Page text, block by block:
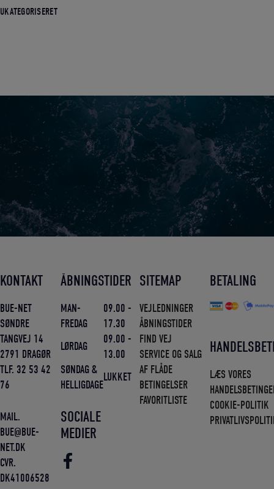
UKATEGORISERET
KONTAKT
BUE-NET
SØNDRE
TANGVEJ 14
2791 DRAGØR
TLF. 32 53 42
76
MAIL.
BUE@BUE-
NET.DK
CVR.
DK41006528
ÅBNINGSTIDER
MAN-
FREDAG
09.00 -
17.30
LØRDAG
09.00 -
13.00
SØNDAG &
HELLIGDAGE
LUKKET
SOCIALE
MEDIER
SITEMAP
VEJLEDNINGER
ÅBNINGSTIDER
FIND VEJ
SERVICE OG SALG
AF FLÅDE
BETINGELSER
FAVORITLISTE
BETALING
LÆS VORES
COOKIE-POLITIK